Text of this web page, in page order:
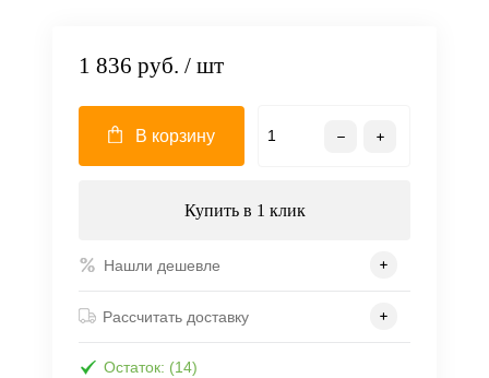
1 836 руб. / шт
В корзину
Купить в 1 клик
Нашли дешевле
Рассчитать доставку
Остаток: (14)